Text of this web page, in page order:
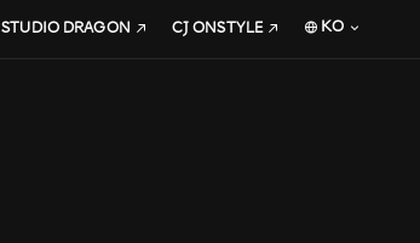
STUDIO DRAGON CJ ONSTYLE KO